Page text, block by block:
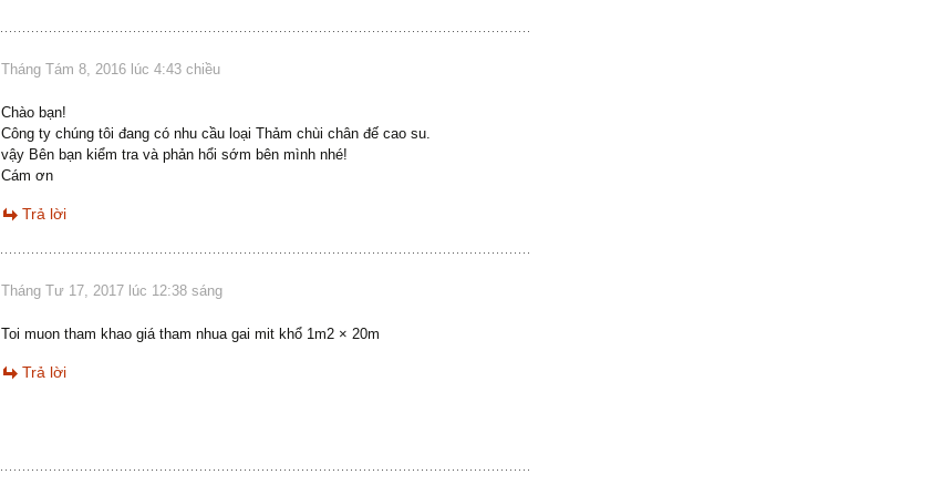
Tháng Tám 8, 2016 lúc 4:43 chiều
Chào bạn!
Công ty chúng tôi đang có nhu cầu loại Thảm chùi chân đế cao su.
vậy Bên bạn kiểm tra và phản hổi sớm bên mình nhé!
Cám ơn
Trả lời
Tháng Tư 17, 2017 lúc 12:38 sáng
Toi muon tham khao giá tham nhua gai mit khổ 1m2 × 20m
Trả lời